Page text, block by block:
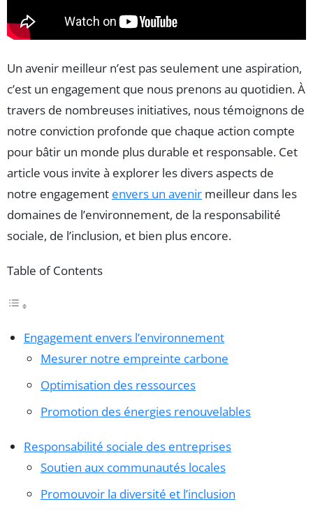
Un avenir meilleur n’est pas seulement une aspiration,
c’est un engagement que nous prenons au quotidien. À
travers de nombreuses initiatives, nous témoignons de
notre conviction profonde que chaque action compte
pour bâtir un monde plus durable et responsable. Cet
article vous invite à explorer les divers aspects de
notre engagement envers un avenir meilleur dans les
domaines de l’environnement, de la responsabilité
sociale, de l’inclusion, et bien plus encore.
Table of Contents
Engagement envers l’environnement
Mesurer notre empreinte carbone
Optimisation des ressources
Promotion des énergies renouvelables
Responsabilité sociale des entreprises
Soutien aux communautés locales
Promouvoir la diversité et l’inclusion